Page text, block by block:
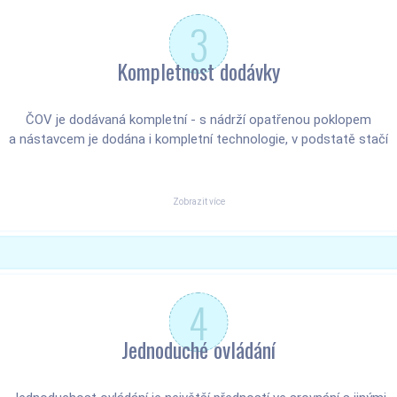
3
Kompletnost dodávky
ČOV je dodávaná kompletní - s nádrží opatřenou poklopem
a nástavcem je dodána i kompletní technologie, v podstatě stačí
Zobrazit více
4
Jednoduché ovládání